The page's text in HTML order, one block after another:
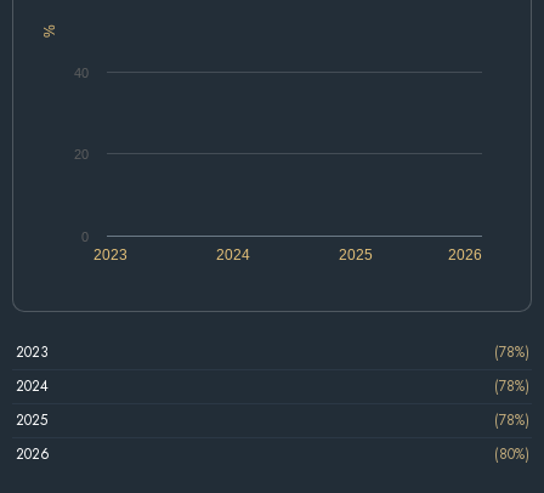
%
2024 2026
2023 2025
0
20
40
2023
(78%)
2024
(78%)
2025
(78%)
2026
(80%)